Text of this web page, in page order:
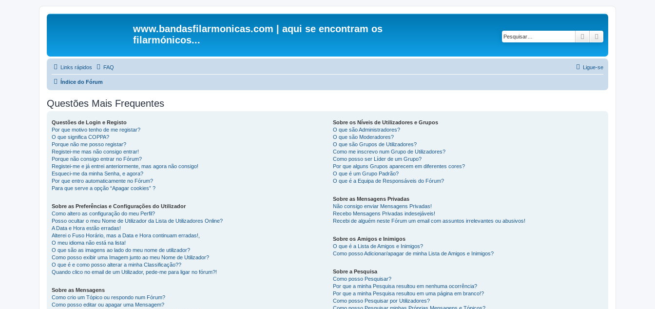
www.bandasfilarmonicas.com | aqui se encontram os
filarmónicos...
Pesquisar
Links rápidos FAQ Ligue-se
Índice do Fórum
Questões Mais Frequentes
Questões de Login e Registo
Por que motivo tenho de me registar?
O que significa COPPA?
Porque não me posso registar?
Registei-me mas não consigo entrar!
Porque não consigo entrar no Fórum?
Registei-me e já entrei anteriormente, mas agora não consigo!
Esqueci-me da minha Senha, e agora?
Por que entro automaticamente no Fórum?
Para que serve a opção “Apagar cookies” ?
Sobre as Preferências e Configurações do Utilizador
Como altero as configuração do meu Perfil?
Posso ocultar o meu Nome de Utilizador da Lista de Utilizadores Online?
A Data e Hora estão erradas!
Alterei o Fuso Horário, mas a Data e Hora continuam erradas!,
O meu idioma não está na lista!
O que são as imagens ao lado do meu nome de utilizador?
Como posso exibir uma Imagem junto ao meu Nome de Utilizador?
O que é e como posso alterar a minha Classificação??
Quando clico no email de um Utilizador, pede-me para ligar no fórum?!
Sobre as Mensagens
Como crio um Tópico ou respondo num Fórum?
Como posso editar ou apagar uma Mensagem?
Sobre os Níveis de Utilizadores e Grupos
O que são Administradores?
O que são Moderadores?
O que são Grupos de Utilizadores?
Como me inscrevo num Grupo de Utilizadores?
Como posso ser Líder de um Grupo?
Por que alguns Grupos aparecem em diferentes cores?
O que é um Grupo Padrão?
O que é a Equipa de Responsáveis do Fórum?
Sobre as Mensagens Privadas
Não consigo enviar Mensagens Privadas!
Recebo Mensagens Privadas indesejáveis!
Recebi de alguém neste Fórum um email com assuntos irrelevantes ou abusivos!
Sobre os Amigos e Inimigos
O que é a Lista de Amigos e Inimigos?
Como posso Adicionar/apagar de minha Lista de Amigos e Inimigos?
Sobre a Pesquisa
Como posso Pesquisar?
Por que a minha Pesquisa resultou em nenhuma ocorrência?
Por que a minha Pesquisa resultou em uma página em branco!?
Como posso Pesquisar por Utilizadores?
Como posso Pesquisar minhas Próprias Mensagens e Tópicos?